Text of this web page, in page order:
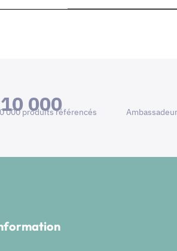
10 000
000 produits référencés